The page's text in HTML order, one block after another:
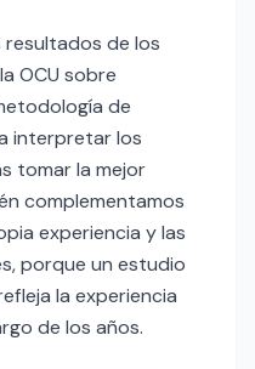
resultados de los
OCU sobre
de
interpretar los
tomar la mejor
complementamos
experiencia y las
porque un estudio
la experiencia
de los años.